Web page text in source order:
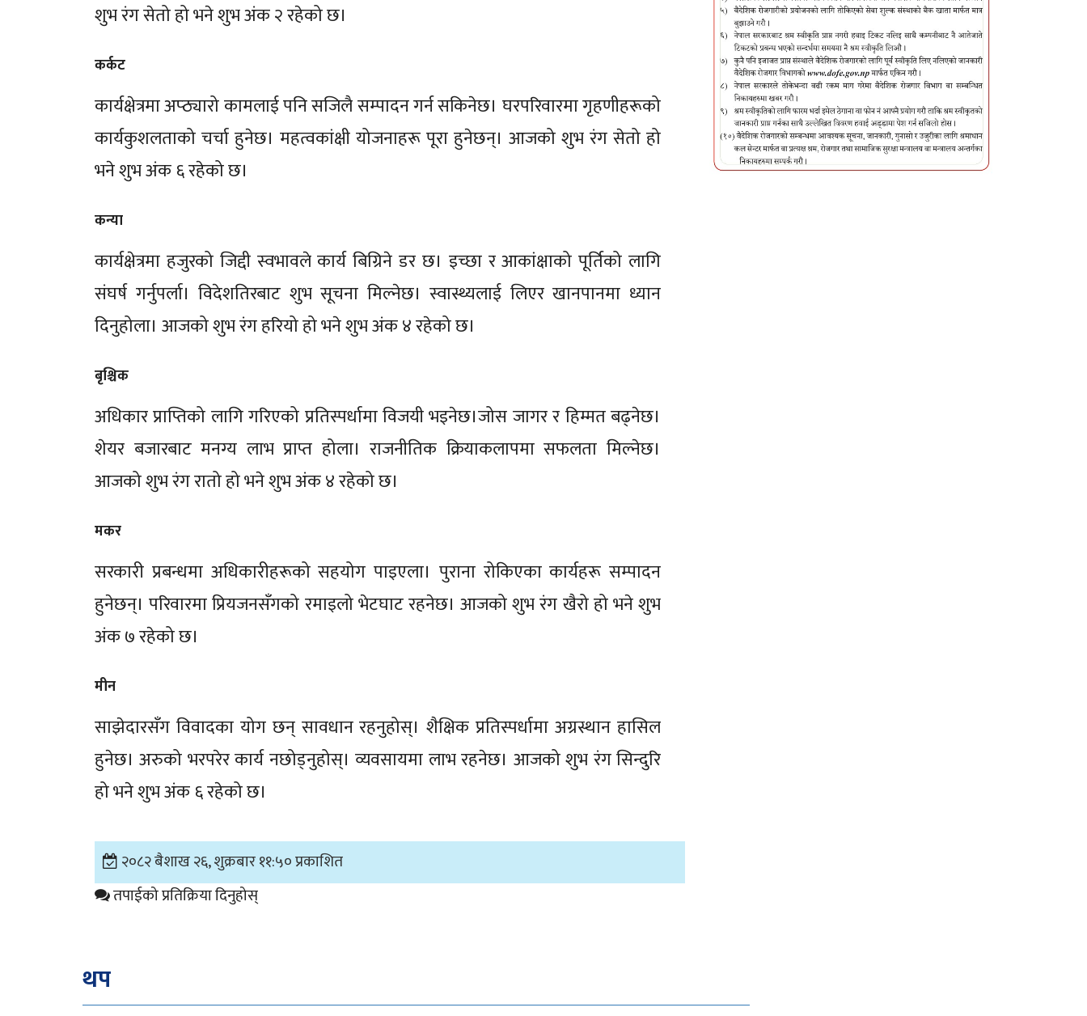
शुभ रंग सेतो हो भने शुभ अंक २ रहेको छ।
कर्कट
कार्यक्षेत्रमा अप्ठ्यारो कामलाई पनि सजिलै सम्पादन गर्न सकिनेछ। घरपरिवारमा गृहणीहरूको
कार्यकुशलताको चर्चा हुनेछ। महत्वकांक्षी योजनाहरू पूरा हुनेछन्। आजको शुभ रंग सेतो हो
भने शुभ अंक ६ रहेको छ।
कन्या
कार्यक्षेत्रमा हजुरको जिद्दी स्वभावले कार्य बिग्रिने डर छ। इच्छा र आकांक्षाको पूर्तिको लागि
संघर्ष गर्नुपर्ला। विदेशतिरबाट शुभ सूचना मिल्नेछ। स्वास्थ्यलाई लिएर खानपानमा ध्यान
दिनुहोला। आजको शुभ रंग हरियो हो भने शुभ अंक ४ रहेको छ।
बृश्चिक
अधिकार प्राप्तिको लागि गरिएको प्रतिस्पर्धामा विजयी भइनेछ।जोस जागर र हिम्मत बढ्नेछ।
शेयर बजारबाट मनग्य लाभ प्राप्त होला। राजनीतिक क्रियाकलापमा सफलता मिल्नेछ।
आजको शुभ रंग रातो हो भने शुभ अंक ४ रहेको छ।
मकर
सरकारी प्रबन्धमा अधिकारीहरूको सहयोग पाइएला। पुराना रोकिएका कार्यहरू सम्पादन
हुनेछन्। परिवारमा प्रियजनसँगको रमाइलो भेटघाट रहनेछ। आजको शुभ रंग खैरो हो भने शुभ
अंक ७ रहेको छ।
मीन
साझेदारसँग विवादका योग छन् सावधान रहनुहोस्। शैक्षिक प्रतिस्पर्धामा अग्रस्थान हासिल
हुनेछ। अरुको भरपरेर कार्य नछोड्नुहोस्। व्यवसायमा लाभ रहनेछ। आजको शुभ रंग सिन्दुरि
हो भने शुभ अंक ६ रहेको छ।
२०८२ बैशाख २६, शुक्रबार ११:५० प्रकाशित
तपाईको प्रतिक्रिया दिनुहोस्
थप